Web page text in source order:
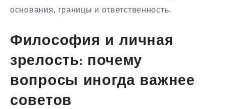
основания, границы и ответственность.
Философия и личная
зрелость: почему
вопросы иногда важнее
советов